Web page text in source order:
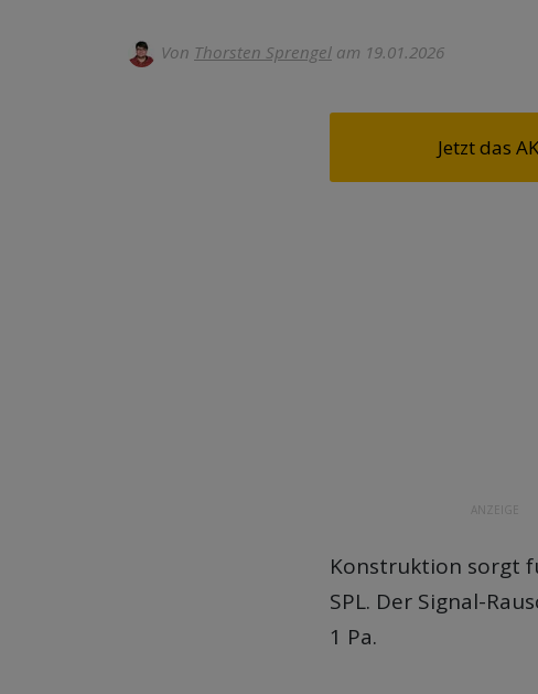
Von Thorsten Sprengel am 19.01.2026
Jetzt das
ANZEIGE
Konstruktion sorgt
SPL. Der Signal-
1 Pa.